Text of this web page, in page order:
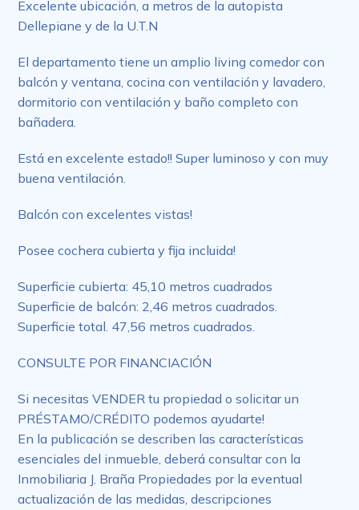
Excelente ubicación, a metros de la autopista
Dellepiane y de la U.T.N
El departamento tiene un amplio living comedor con
balcón y ventana, cocina con ventilación y lavadero,
dormitorio con ventilación y baño completo con
bañadera.
Está en excelente estado!! Super luminoso y con muy
buena ventilación.
Balcón con excelentes vistas!
Posee cochera cubierta y fija incluida!
Superficie cubierta: 45,10 metros cuadrados
Superficie de balcón: 2,46 metros cuadrados.
Superficie total. 47,56 metros cuadrados.
CONSULTE POR FINANCIACIÓN
Si necesitas VENDER tu propiedad o solicitar un
PRÉSTAMO/CRÉDITO podemos ayudarte!
En la publicación se describen las características
esenciales del inmueble, deberá consultar con la
Inmobiliaria J. Braña Propiedades por la eventual
actualización de las medidas, descripciones